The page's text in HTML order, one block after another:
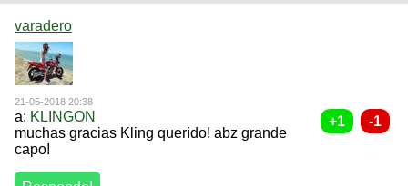
varadero
21-05-2018 20:38
a: KLINGON
muchas gracias Kling querido! abz grande
capo!